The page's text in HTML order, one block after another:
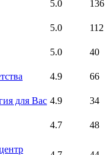
5.0
136
5.0
112
5.0
40
4.9
66
для Вас 4.9
34
4.7
48